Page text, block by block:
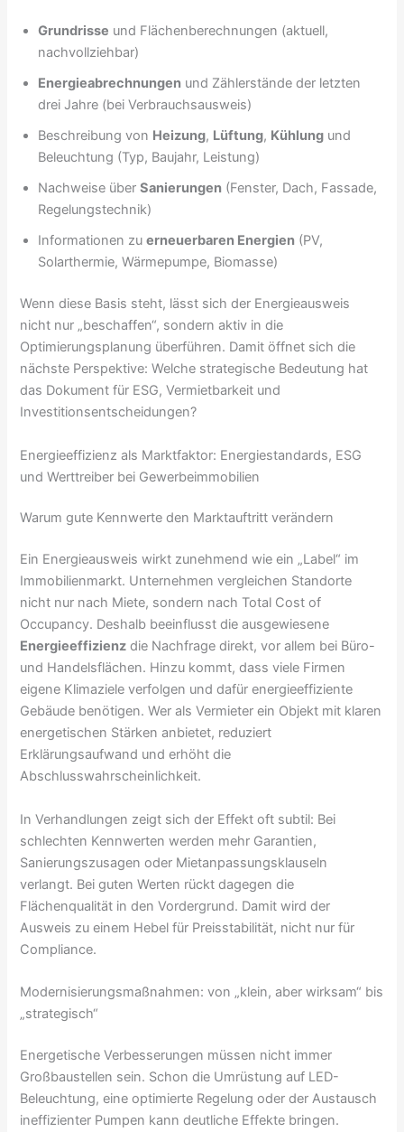
Grundrisse und Flächenberechnungen (aktuell,
nachvollziehbar)
Energieabrechnungen und Zählerstände der letzten
drei Jahre (bei Verbrauchsausweis)
Beschreibung von Heizung, Lüftung, Kühlung und
Beleuchtung (Typ, Baujahr, Leistung)
Nachweise überSanierungen (Fenster, Dach, Fassade,
Regelungstechnik)
Informationen zuerneuerbaren Energien (PV,
Solarthermie, Wärmepumpe, Biomasse)
Wenn diese Basis steht, lässt sich der Energieausweis
nicht nur „beschaffen“, sondern aktiv in die
Optimierungsplanung überführen. Damit öffnet sich die
nächste Perspektive: Welche strategische Bedeutung hat
das Dokument für ESG, Vermietbarkeit und
Investitionsentscheidungen?
Energieeffizienz als Marktfaktor: Energiestandards, ESG
und Werttreiber bei Gewerbeimmobilien
Warum gute Kennwerte den Marktauftritt verändern
Ein Energieausweis wirkt zunehmend wie ein „Label“ im
Immobilienmarkt. Unternehmen vergleichen Standorte
nicht nur nach Miete, sondern nach Total Cost of
Occupancy. Deshalb beeinflusst die ausgewiesene
Energieeffizienz die Nachfrage direkt, vor allem bei Büro-
und Handelsflächen. Hinzu kommt, dass viele Firmen
eigene Klimaziele verfolgen und dafür energieeffiziente
Gebäude benötigen. Wer als Vermieter ein Objekt mit klaren
energetischen Stärken anbietet, reduziert
Erklärungsaufwand und erhöht die
Abschlusswahrscheinlichkeit.
In Verhandlungen zeigt sich der Effekt oft subtil: Bei
schlechten Kennwerten werden mehr Garantien,
Sanierungszusagen oder Mietanpassungsklauseln
verlangt. Bei guten Werten rückt dagegen die
Flächenqualität in den Vordergrund. Damit wird der
Ausweis zu einem Hebel für Preisstabilität, nicht nur für
Compliance.
Modernisierungsmaßnahmen: von „klein, aber wirksam“ bis
„strategisch“
Energetische Verbesserungen müssen nicht immer
Großbaustellen sein. Schon die Umrüstung auf LED-
Beleuchtung, eine optimierte Regelung oder der Austausch
ineffizienter Pumpen kann deutliche Effekte bringen.